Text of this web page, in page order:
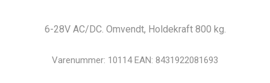
6-28V AC/DC. Omvendt, Holdekraft 800 kg.
Varenummer: 10114 EAN: 8431922081693